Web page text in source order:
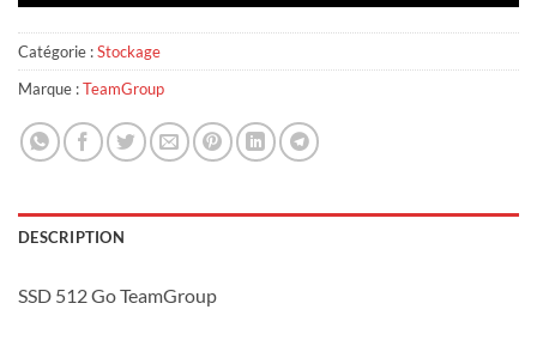
Catégorie :Stockage
Marque :TeamGroup
DESCRIPTION
SSD 512 Go TeamGroup